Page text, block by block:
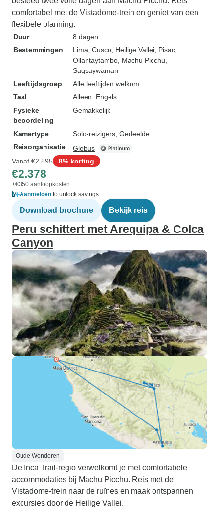
comfortabel met de Vistadome-trein en geniet van een
flexibele planning.
Duur
8 dagen
Bestemmingen
Lima , Cusco , Heilige Vallei , Pisac
Ollantaytambo , Machu Picchu
Saqsaywaman
Leeftijdsgroep
Alle leeftijden welkom
Taal
Alleen: Engels
Fysieke
beoordeling
Gemakkelijk
Kamertype
Solo-reizigers, Gedeelde
Reisorganisatie
Globus
Vanaf €2.595 8% korting
€2.378
+€350 aanloopkosten
Aanmelden to unlock savings
Download brochure Bekijk reis
Peru schittert met Arequipa & Colca
Canyon
Oude Wonderen
De Inca Trail-regio verwelkomt je met comfortabele
accommodaties bij Machu Picchu. Reis met de
Vistadome-trein naar de ruïnes en maak ontspannen
excursies door de Heilige Vallei.